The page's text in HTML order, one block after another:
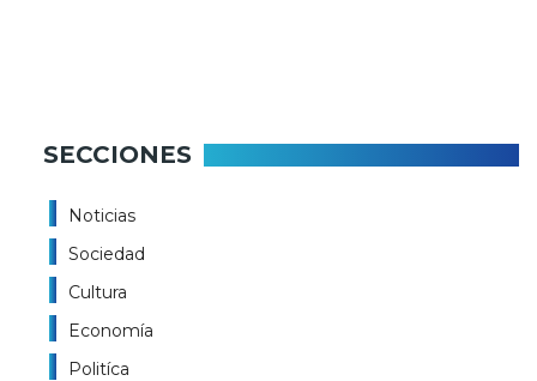
SECCIONES
Noticias
Sociedad
Cultura
Economía
Politíca